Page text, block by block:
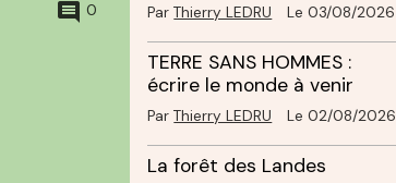
0 ParThierry LEDRU Le 03/08/2026
TERRE SANS HOMMES :
écrire le monde à venir
ParThierry LEDRU Le 02/08/2026
La forêt des Landes